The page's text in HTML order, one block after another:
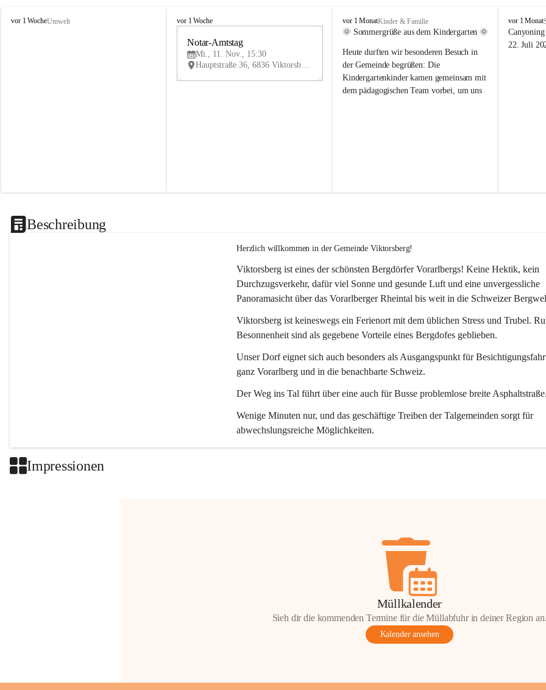
V
vor 1 WocheUmwelt
V
vor 1 Woche
V
Notar-Amtstag
Mi., 11. Nov., 15:30
Hauptstraße 36, 6836 Viktorsberg, AUT
V
i
t
o
r
s
vor 1 MonatKinder & Familie
🌞 Sommergrüße aus dem Kindergarten 🌞
Heute durften wir besonderen Besuch in
der Gemeinde begrüßen: Die
Kindergartenkinder kamen gemeinsam mit
dem pädagogischen Team vorbei, um uns
V
i
k
vor 1 Monat
22. Juli
Beschreibung
Herzlich willkommen in der Gemeinde Viktorsberg!
Viktorsberg ist eines der schönsten Bergdörfer Vorarlbergs! Keine Hektik, kein
Durchzugsverkehr, dafür viel Sonne und gesunde Luft und eine unvergessliche
Panoramasicht über das Vorarlberger Rheintal bis weit in die Schweizer
Viktorsberg ist keineswegs ein Ferienort mit dem üblichen Stress und Trubel.
Besonnenheit sind als gegebene Vorteile eines Bergdofes geblieben.
Unser Dorf eignet sich auch besonders als Ausgangspunkt für
ganz Vorarlberg und in die benachbarte Schweiz.
Der Weg ins Tal führt über eine auch für Busse problemlose breite
Wenige Minuten nur, und das geschäftige Treiben der Talgemeinden sorgt für
abwechslungsreiche Möglichkeiten.
Impressionen
Müllkalender
Sieh dir die kommenden Termine für die Müllabfuhr in deiner Region
Kalender ansehen